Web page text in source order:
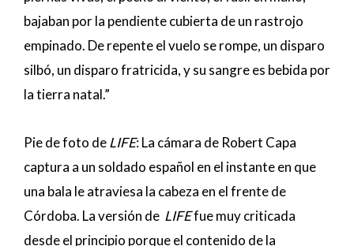
bajaban por la pendiente cubierta de un rastrojo
empinado. De repente el vuelo se rompe, un disparo
silbó, un disparo fratricida, y su sangre es bebida por
la tierra natal.”
Pie de foto deLIFE: La cámara de Robert Capa
captura a un soldado español en el instante en que
una bala le atraviesa la cabeza en el frente de
Córdoba. La versión de LIFEfue muy criticada
desde el principio porque el contenido de la